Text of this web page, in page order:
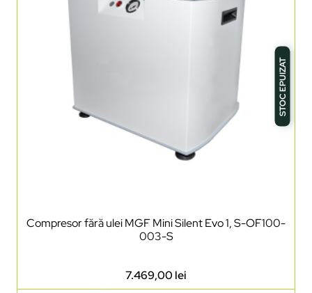
STOC EPUIZAT
Compresor fără ulei MGF Mini Silent Evo 1, S-OF100-
003-S
7.469,00 lei